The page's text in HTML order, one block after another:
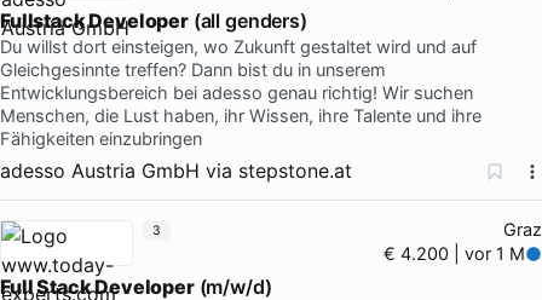
Fullstack Developer(all genders)
Du willst dort einsteigen, wo Zukunft gestaltet wird und auf
Gleichgesinnte treffen? Dann bist du in unserem
Entwicklungsbereich bei adesso genau richtig! Wir suchen
Menschen, die Lust haben, ihr Wissen, ihre Talente und ihre
Fähigkeiten einzubringen
adesso Austria GmbH via stepstone.at
Graz
€ 4.200 | vor 1 M
Full Stack Developer(m/w/d)
3